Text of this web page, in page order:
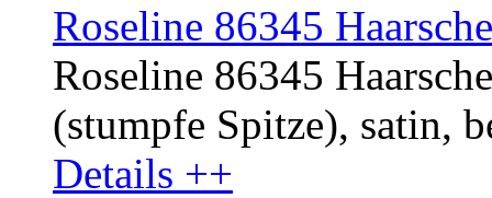
Roseline 86345
Roseline 86345
(stumpfe Spitze), satin,
Details ++